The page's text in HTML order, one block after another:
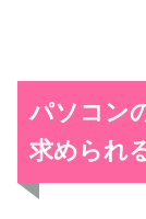
パソコン
求められ